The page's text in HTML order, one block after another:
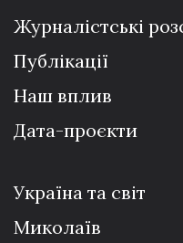
Журналістські
Публікації
Наш вплив
Дата-проєкти
Україна та світ
Миколаїв